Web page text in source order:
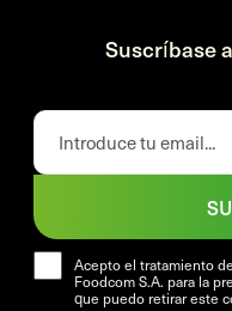
Suscríbase
Acepto el tratamiento
Foodcom S.A. para la
que puedo retirar este